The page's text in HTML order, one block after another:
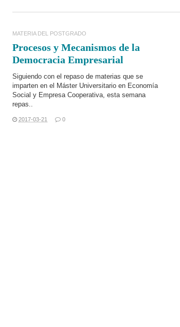
MATERIA DEL POSTGRADO
Procesos y Mecanismos de la
Democracia Empresarial
Siguiendo con el repaso de materias que se
imparten en el Máster Universitario en Economía
Social y Empresa Cooperativa, esta semana
repas..
2017-03-21 0